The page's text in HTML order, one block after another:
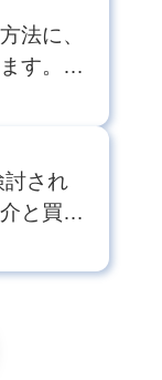
トがあ
が仲介
がるデ
。 土
買取...
法に、
す。
く売却
しか
の選び
多いで
の選び
討され
と買取
かわか
悩みが
取は
者）が